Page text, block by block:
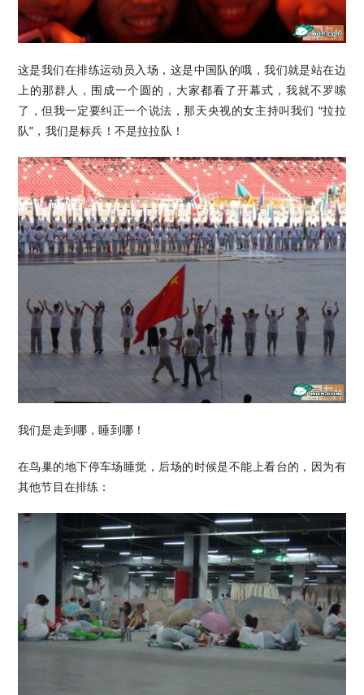
这是我们在排练运动员入场，这是中国队的哦，我们就是站在边
上的那群人，围成一个圆的，大家都看了开幕式，我就不罗嗦
了，但我一定要纠正一个说法，那天央视的女主持叫我们 “拉拉
队”，我们是标兵！不是拉拉队！
我们是走到哪，睡到哪！
在鸟巢的地下停车场睡觉，后场的时候是不能上看台的，因为有
其他节目在排练：